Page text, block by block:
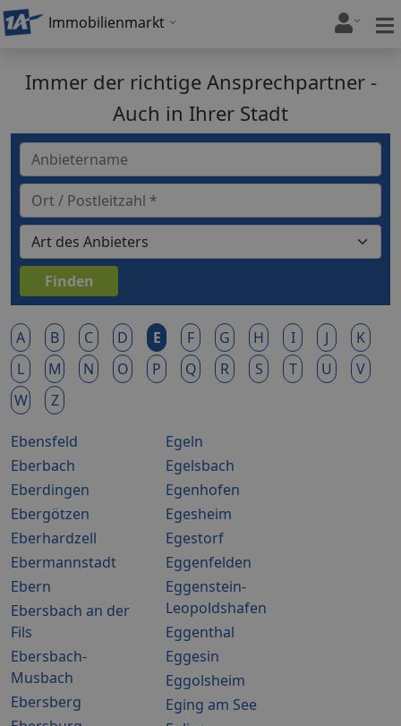
Immobilienmarkt
Immer der richtige Ansprechpartner -
Auch in Ihrer Stadt
A B C D E F G H I J
K
L
M N O P Q R S T U
V
W
Z
Ebensfeld
Eberbach
Eberdingen
Ebergötzen
Eberhardzell
Ebermannstadt
Ebern
Ebersbach an der
Fils
Ebersbach-
Musbach
Ebersberg
Egeln
Egelsbach
Egenhofen
Egesheim
Egestorf
Eggenfelden
Eggenstein-
Leopoldshafen
Eggenthal
Eggesin
Eggolsheim
Eging am See